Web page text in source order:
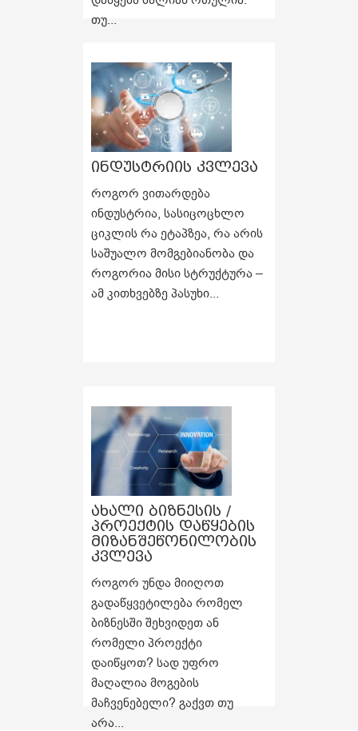
თუ...
ინდუსტრიის კვლევა
როგორ ვითარდება
ინდუსტრია, სასიცოცხლო
ციკლის რა ეტაპზეა, რა არის
საშუალო მომგებიანობა და
როგორია მისი სტრუქტურა –
ამ კითხვებზე პასუხი...
ახალი ბიზნესის /
პროექტის დაწყების
მიზანშეწონილობის
კვლევა
როგორ უნდა მიიღოთ
გადაწყვეტილება რომელ
ბიზნესში შეხვიდეთ ან
რომელი პროექტი
დაიწყოთ? სად უფრო
მაღალია მოგების
მაჩვენებელი? გაქვთ თუ
არა...